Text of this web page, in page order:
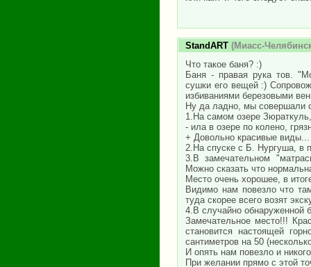
StandART (Миасс-
Что такое баня? :)
Баня - правая рука тов.
сушки его вещей :)
избиваниями березовыми
Ну да ладно, мы совершали
1.На самом озере
- ила в озере по колено,
+ Довольно красивые виды...
2.На спуске с Б. Нургуша, в
3.В замечательном
Можно сказать что
Место очень хорошее, в
Видимо нам повезло что
туда скорее всего возят
4.В случайно обнаруженной
Замечательное место!!!
становится настоящей
сантиметров на 50
И опять нам повезло и
При желании прямо с этой